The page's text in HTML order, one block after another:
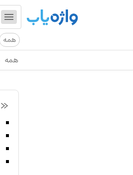
همه
همه
«phonetician»